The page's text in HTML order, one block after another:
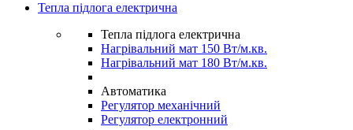
Тепла підлога електрична
Тепла підлога електрична
Нагрівальний мат 150 Вт/м.кв.
Нагрівальний мат 180 Вт/м.кв.
Автоматика
Регулятор механічний
Регулятор електронний